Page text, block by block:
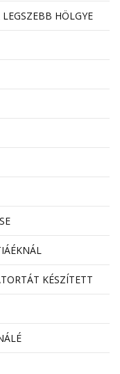
HÖLGYE
KÉSZÍTETT